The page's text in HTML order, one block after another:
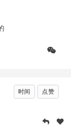
时间 点赞